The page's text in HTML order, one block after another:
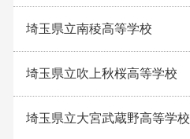
埼玉県立南稜高等学校
埼玉県立吹上秋桜高等学校
埼玉県立大宮武蔵野高等学校